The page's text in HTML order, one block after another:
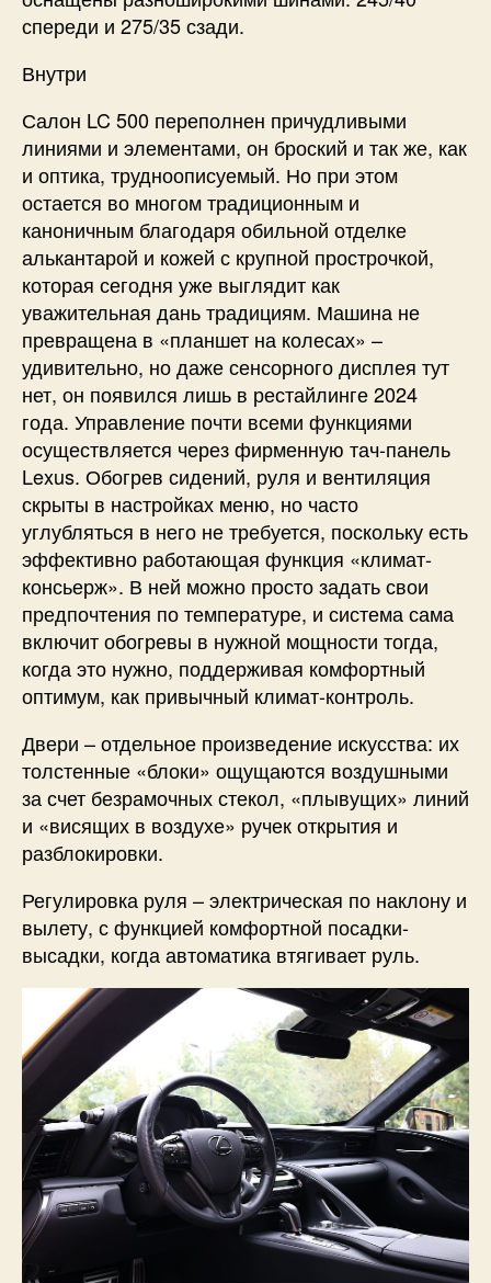
спереди и 275/35 сзади.
Внутри
Салон LC 500 переполнен причудливыми
линиями и элементами, он броский и так же, как
и оптика, трудноописуемый. Но при этом
остается во многом традиционным и
каноничным благодаря обильной отделке
алькантарой и кожей с крупной прострочкой,
которая сегодня уже выглядит как
уважительная дань традициям. Машина не
превращена в «планшет на колесах» –
удивительно, но даже сенсорного дисплея тут
нет, он появился лишь в рестайлинге 2024
года. Управление почти всеми функциями
осуществляется через фирменную тач-панель
Lexus. Обогрев сидений, руля и вентиляция
скрыты в настройках меню, но часто
углубляться в него не требуется, поскольку есть
эффективно работающая функция «климат-
консьерж». В ней можно просто задать свои
предпочтения по температуре, и система сама
включит обогревы в нужной мощности тогда,
когда это нужно, поддерживая комфортный
оптимум, как привычный климат-контроль.
Двери – отдельное произведение искусства: их
толстенные «блоки» ощущаются воздушными
за счет безрамочных стекол, «плывущих» линий
и «висящих в воздухе» ручек открытия и
разблокировки.
Регулировка руля – электрическая по наклону и
вылету, с функцией комфортной посадки-
высадки, когда автоматика втягивает руль.